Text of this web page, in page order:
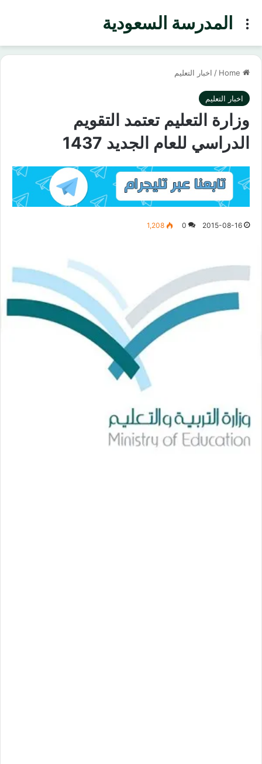
المدرسة السعوديةMenu
/ اخبار التعليم
اخبار التعليم
وزارة التعليم تعتمد التقويم
الدراسي للعام الجديد 1437
2015-08-16
0
1,208